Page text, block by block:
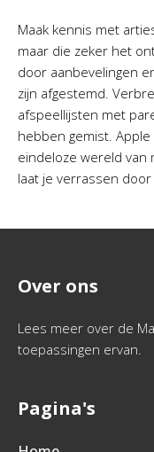
Maak kennis met
maar die zeker het
door aanbevelingen
zijn afgestemd.
afspeellijsten met
hebben gemist.
eindeloze wereld van
laat je verrassen
Over ons
Lees meer over de
toepassingen ervan.
Pagina's